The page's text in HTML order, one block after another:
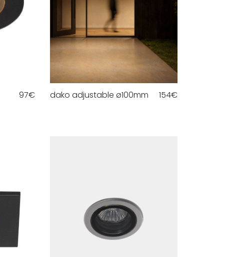
97€ dako adjustable ø100mm 154€